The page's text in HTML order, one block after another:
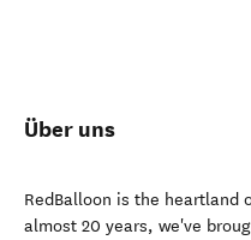
Über uns
RedBalloon is the heartland
almost 20 years, we've